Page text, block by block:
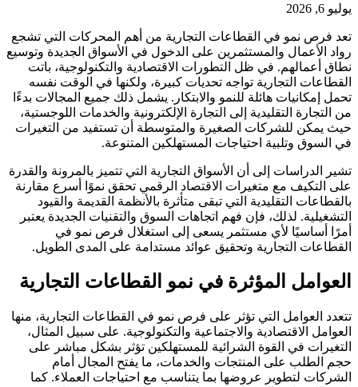
يوليو 6, 2026
تعد فرص نمو في القطاعات التجارية من أهم المحركات التي تشجع
رواد الأعمال والمستثمرين على الدخول في الأسواق الجديدة وتوسيع
نطاق أعمالهم. في ظل التطورات الاقتصادية والتكنولوجية، باتت
القطاعات التجارية تواجه تحديات كبيرة، ولكنها في الوقت نفسه
تحمل إمكانيات هائلة للنمو والابتكار. يشمل ذلك جميع المجالات بدءًا
من التجارة التقليدية إلى التجارة الإلكترونية والخدمات اللوجستية،
حيث يمكن للشركات الصغيرة والمتوسطة أن تستفيد من التغيرات
في السوق وتلبية احتياجات المستهلكين المتنوعة.
تشير الدراسات إلى أن الأسواق التجارية التي تتميز بالمرونة والقدرة
على التكيف مع متغيرات الاقتصاد الرقمي تحقق نموًا أسرع مقارنة
بالقطاعات التقليدية التي تبقى متأثرة بالأنظمة القديمة والقيود
التشغيلية. لذلك، فإن فهم اتجاهات السوق والتقنيات الجديدة يعتبر
أمرًا أساسيًا لأي مستثمر يسعى إلى استغلال فرص نمو في
القطاعات التجارية وتحقيق عوائد مستدامة على المدى الطويل.
العوامل المؤثرة في نمو القطاعات التجارية
تتعدد العوامل التي تؤثر على فرص نمو في القطاعات التجارية، منها
العوامل الاقتصادية والاجتماعية والتكنولوجية. على سبيل المثال،
التغيرات في القوة الشرائية للمستهلكين تؤثر بشكل مباشر على
حجم الطلب على المنتجات والخدمات، ما يفتح المجال أمام
الشركات لتطوير عروضها بما يتناسب مع احتياجات العملاء. كما